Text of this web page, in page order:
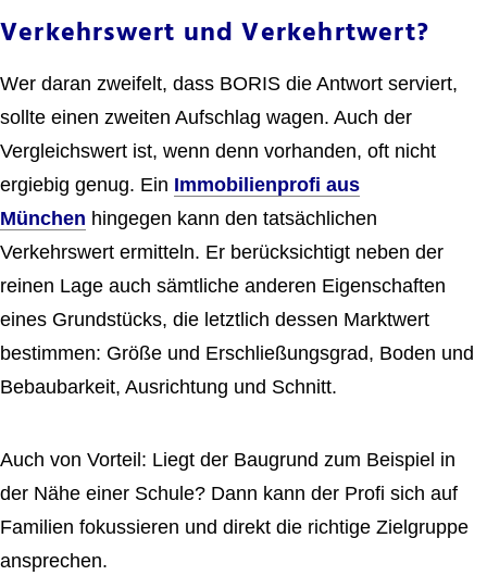
Verkehrswert und Verkehrtwert?
Wer daran zweifelt, dass BORIS die Antwort serviert,
sollte einen zweiten Aufschlag wagen. Auch der
Vergleichswert ist, wenn denn vorhanden, oft nicht
ergiebig genug. Ein Immobilienprofi aus
München hingegen kann den tatsächlichen
Verkehrswert ermitteln. Er berücksichtigt neben der
reinen Lage auch sämtliche anderen Eigenschaften
eines Grundstücks, die letztlich dessen Marktwert
bestimmen: Größe und Erschließungsgrad, Boden und
Bebaubarkeit, Ausrichtung und Schnitt.
Auch von Vorteil: Liegt der Baugrund zum Beispiel in
der Nähe einer Schule? Dann kann der Profi sich auf
Familien fokussieren und direkt die richtige Zielgruppe
ansprechen.